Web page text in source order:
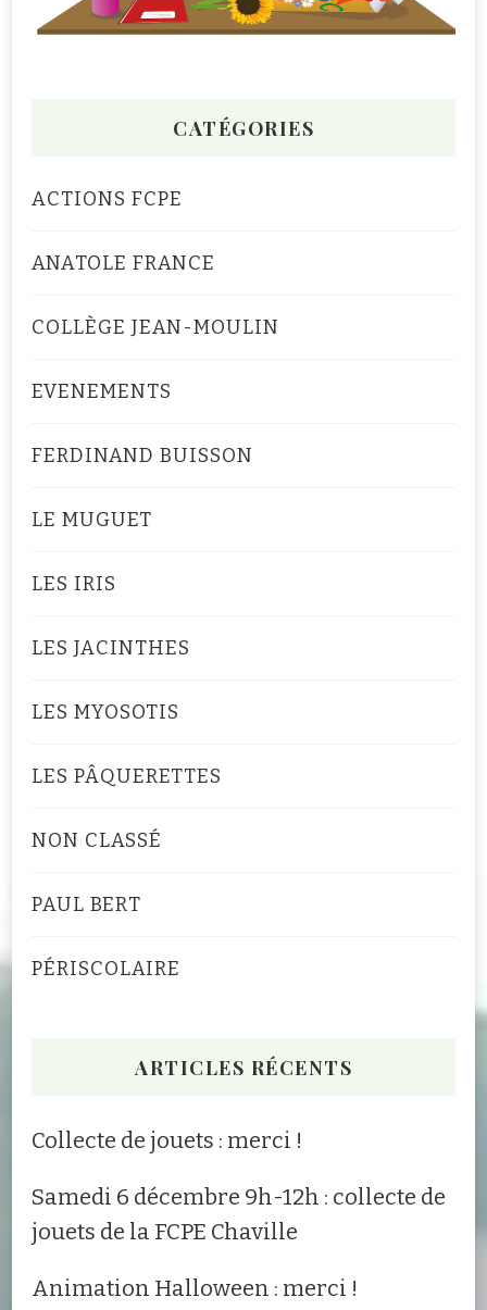
CATÉGORIES
ACTIONS FCPE
ANATOLE FRANCE
COLLÈGE JEAN-MOULIN
EVENEMENTS
FERDINAND BUISSON
LE MUGUET
LES IRIS
LES JACINTHES
LES MYOSOTIS
LES PÂQUERETTES
NON CLASSÉ
PAUL BERT
PÉRISCOLAIRE
ARTICLES RÉCENTS
Collecte de jouets : merci !
Samedi 6 décembre 9h-12h : collecte de
jouets de la FCPE Chaville
Animation Halloween : merci !